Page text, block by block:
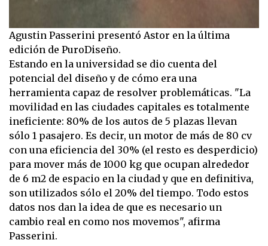
Agustin Passerini presentó Astor en la última
edición de PuroDiseño.
Estando en la universidad se dio cuenta del
potencial del diseño y de cómo era una
herramienta capaz de resolver problemáticas. "La
movilidad en las ciudades capitales es totalmente
ineficiente: 80% de los autos de 5 plazas llevan
sólo 1 pasajero. Es decir, un motor de más de 80 cv
con una eficiencia del 30% (el resto es desperdicio)
para mover más de 1000 kg que ocupan alrededor
de 6 m2 de espacio en la ciudad y que en definitiva,
son utilizados sólo el 20% del tiempo. Todo estos
datos nos dan la idea de que es necesario un
cambio real en como nos movemos", afirma
Passerini.